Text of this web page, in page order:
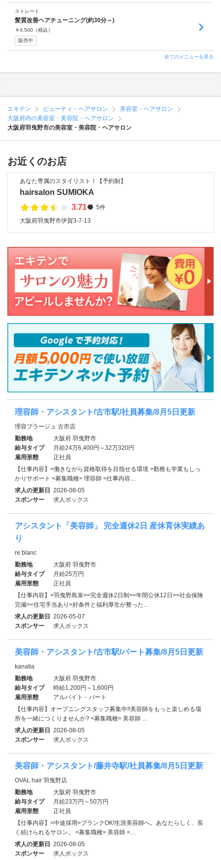
ストレート
髪質改善ヘアチューニング(約30分～)
￥4,500 （税込）
販売中
全てのメニューを見る
エキテン ビューティ・ヘアサロン
美容室・ヘアサロン
大阪府内の美容室・美容院・ヘアサロン
大阪府羽曳野市の美容室・美容院・ヘアサロン
お近くのお店
あなた専属のスタイリスト！【予約制】
hairsalon SUMIOKA
3.71
5件
大阪府羽曳野市伊賀3-7-13
理容師・アシスタント/古市駅/社員募集/8月5日更新
理容プラージュ 古市店
勤務地
大阪府 羽曳野市
給与タイプ
月給24万6,400円～32万320円
雇用形態
正社員
【仕事内容】<働きながら資格取得を目指せる環境 >勤務も学業もしっ
かりサポート <募集職種> 理容師 <仕事内容…
求人の更新日 2026-08-05
スポンサー
求人ボックス
アシスタント「美容師」 完全週休2日 産休育休実績あ
り
re blanc
勤務地
大阪府 羽曳野市
給与タイプ
月給25万円
雇用形態
正社員
【仕事内容】<羽曳野島泉><完全週休2日制><年間公休12日><社会保険
完備><住宅手当あり>好条件と福利厚生が整った…
求人の更新日 2026-05-07
スポンサー
求人ボックス
美容師・アシスタント/古市駅/パート募集/8月5日更新
kanatia
勤務地
大阪府 羽曳野市
給与タイプ
時給1,200円～1,600円
雇用形態
アルバイト・パート
【仕事内容】オープニングスタッフ募集中!!美容師をもっと楽しめる場
所を一緒につくりませんか? <募集職種> 美容師 …
求人の更新日 2026-08-05
スポンサー
求人ボックス
美容師・アシスタント/藤井寺駅/社員募集/8月5日更新
OVAL hair 羽曳野店
勤務地
大阪府 羽曳野市
給与タイプ
月給23万円～50万円
雇用形態
正社員
【仕事内容】<中途採用>ブランクOK!生涯美容師へ。あなたらしく、長
く続けられるサロン。 <募集職種> 美容師 <…
求人の更新日 2026-08-05
スポンサー
求人ボックス